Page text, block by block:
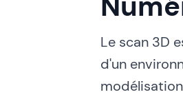
Le scan 3D
d'un